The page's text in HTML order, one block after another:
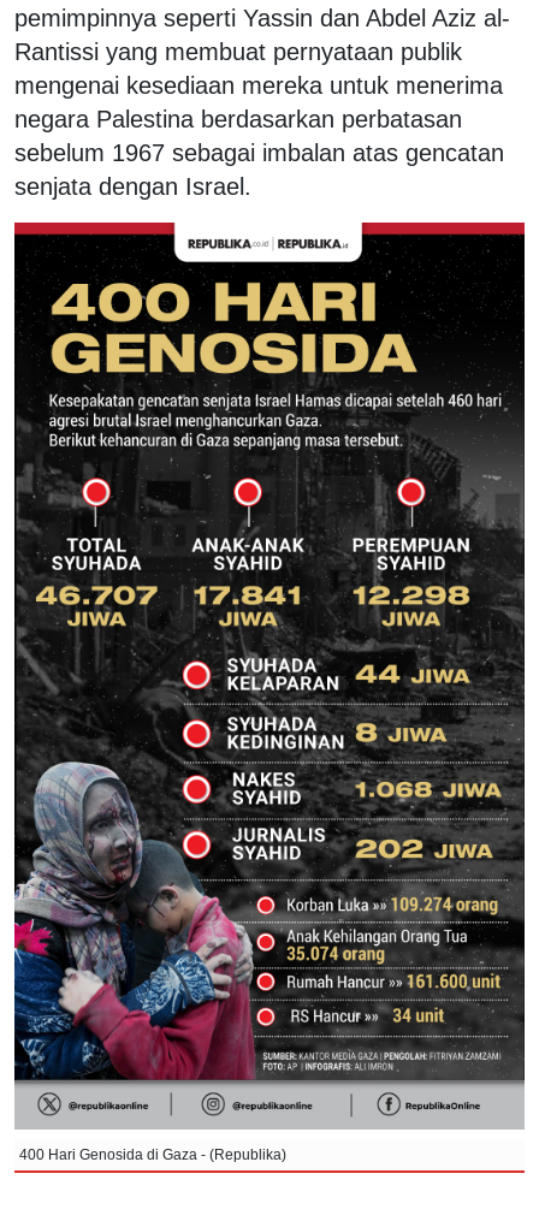
pemimpinnya seperti Yassin dan Abdel Aziz al-
Rantissi yang membuat pernyataan publik
mengenai kesediaan mereka untuk menerima
negara Palestina berdasarkan perbatasan
sebelum 1967 sebagai imbalan atas gencatan
senjata dengan Israel.
400 Hari Genosida di Gaza - (Republika)